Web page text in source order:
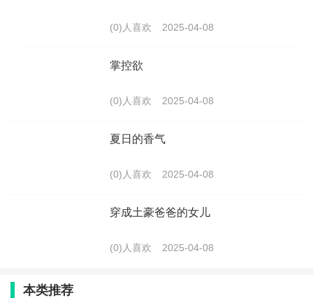
(0)人喜欢 2025-04-08
掌控欲
(0)人喜欢 2025-04-08
夏日的香气
(0)人喜欢 2025-04-08
穿成土豪爸爸的女儿
(0)人喜欢 2025-04-08
本类推荐